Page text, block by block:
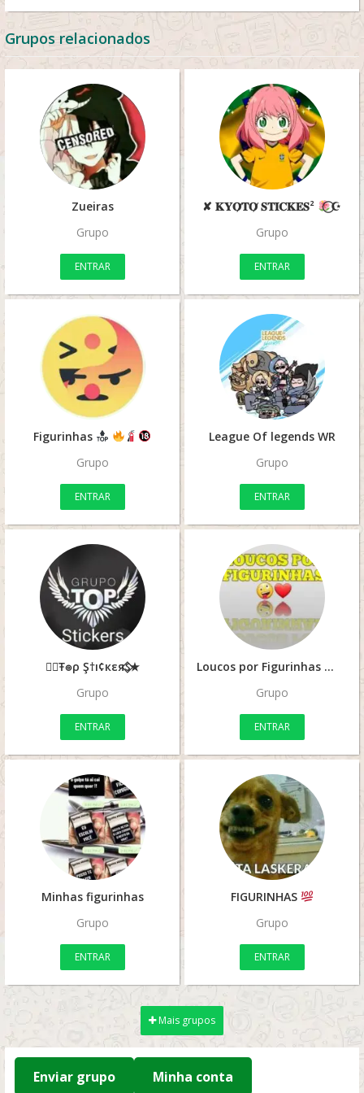
Grupos relacionados
Zueiras
Grupo
ENTRAR
✘ 𝚱𝐘𝚶̸𝚻𝚶̸ 𝐒𝚻𝐈𝐂𝚱𝐄𝐒²
⃝☪︎
Grupo
ENTRAR
Figurinhas
Grupo
ENTRAR
League Of legends WR
Grupo
ENTRAR
☆⃟Ŧ๏ρ Ş†ı¢кεяઽ⃟★
Grupo
ENTRAR
Loucos por Figurinhas
Grupo
ENTRAR
Minhas figurinhas
Grupo
ENTRAR
FIGURINHAS
Grupo
ENTRAR
Mais grupos
Enviar grupo Minha conta